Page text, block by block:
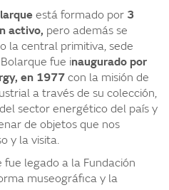
está formado por 3
activo, pero además se
la central primitiva, sede
fue inaugurado por
en 1977 con la misión de
a través de su colección,
sector energético del país y
de objetos que nos
y la visita.
legado a la Fundación
museográfica y la